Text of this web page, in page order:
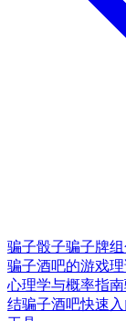
骗子骰子骗子牌组
骗子酒吧的游戏
心理学与概率指南
结骗子酒吧快速入